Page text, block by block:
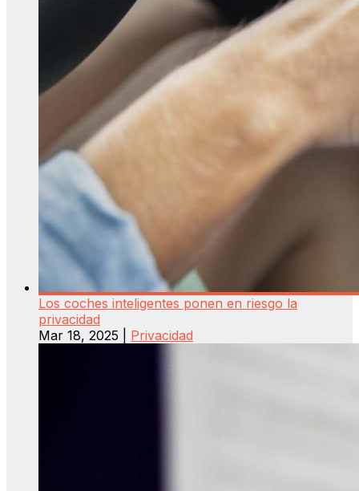
Los coches inteligentes ponen en riesgo la
privacidad
Mar 18, 2025
Privacidad